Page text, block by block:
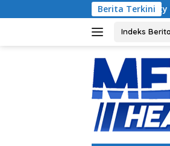
ke
Berita Terkini
Waterfront City Samosir: Saksi
Indeks Berita